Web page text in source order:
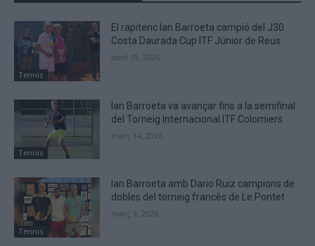
Tennis
El rapitenc Ian Barroeta campió del J30
Costa Daurada Cup ITF Júnior de Reus
abril 19, 2026
Tennis
Ian Barroeta va avançar fins a la semifinal
del Torneig Internacional ITF Colomiers
març 14, 2026
Tennis
Ian Barroeta amb Dario Ruiz campions de
dobles del torneig francès de Le Pontet
març 9, 2026